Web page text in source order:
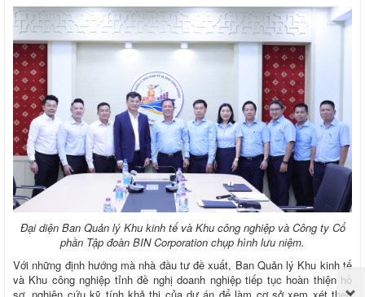
Đại diện Ban Quản lý Khu kinh tế và Khu công nghiệp và Công ty Cổ
phần Tập đoàn BIN Corporation chụp hình lưu niệm.
Với những định hướng mà nhà đầu tư đề xuất, Ban Quản lý Khu kinh tế
và Khu công nghiệp tỉnh đề nghị doanh nghiệp tiếp tục hoàn thiện hồ